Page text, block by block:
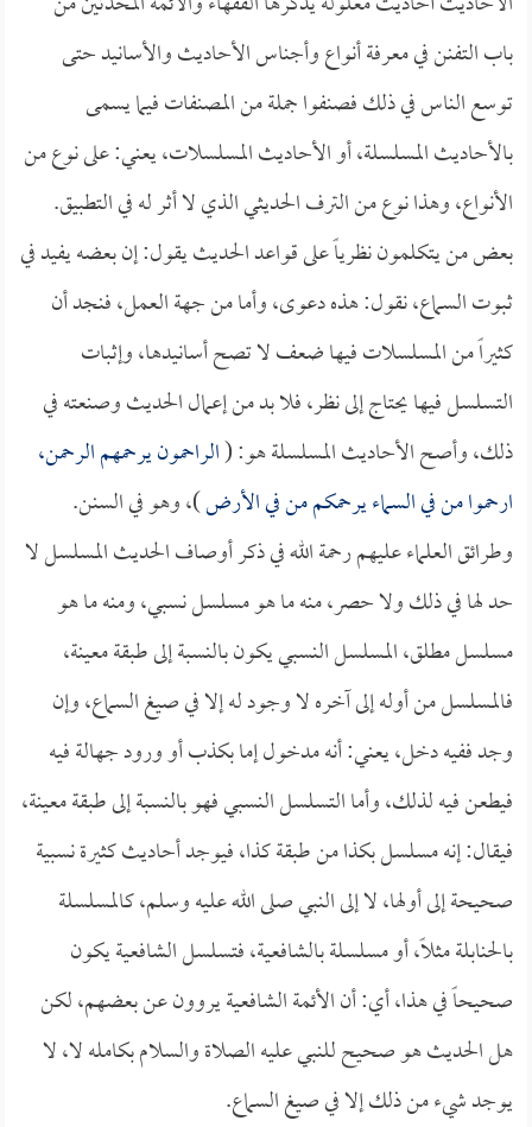
باب التفنن في معرفة أنواع وأجناس الأحاديث والأسانيد حتى
توسع الناس في ذلك فصنفوا جملة من المصنفات فيما يسمى
بالأحاديث المسلسلة، أو الأحاديث المسلسلات، يعني: على نوع من
الأنواع، وهذا نوع من الترف الحديثي الذي لا أثر له في التطبيق.
بعض من يتكلمون نظرياً على قواعد الحديث يقول: إن بعضه يفيد في
ثبوت السماع، نقول: هذه دعوى، وأما من جهة العمل، فنجد أن
كثيراً من المسلسلات فيها ضعف لا تصح أسانيدها، وإثبات
التسلسل فيها يحتاج إلى نظر، فلا بد من إعمال الحديث وصنعته في
ذلك، وأصح الأحاديث المسلسلة هو: (الراحمون يرحمهم الرحمن،
ارحموا من في السماء يرحمكم من في الأرض)، وهو في السنن.
وطرائق العلماء عليهم رحمة الله في ذكر أوصاف الحديث المسلسل لا
حد لها في ذلك ولا حصر، منه ما هو مسلسل نسبي، ومنه ما هو
مسلسل مطلق، المسلسل النسبي يكون بالنسبة إلى طبقة معينة،
فالمسلسل من أوله إلى آخره لا وجود له إلا في صيغ السماع، وإن
وجد ففيه دخل، يعني: أنه مدخول إما بكذب أو ورود جهالة فيه
فيطعن فيه لذلك، وأما التسلسل النسبي فهو بالنسبة إلى طبقة معينة،
فيقال: إنه مسلسل بكذا من طبقة كذا، فيوجد أحاديث كثيرة نسبية
صحيحة إلى أولها، لا إلى النبي صلى الله عليه وسلم، كالمسلسلة
بالحنابلة مثلاً، أو مسلسلة بالشافعية، فتسلسل الشافعية يكون
صحيحاً في هذا، أي: أن الأئمة الشافعية يروون عن بعضهم، لكن
هل الحديث هو صحيح للنبي عليه الصلاة والسلام بكامله لا، لا
يوجد شيء من ذلك إلا في صيغ السماع.